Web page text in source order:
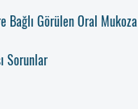
Bağlı Görülen Oral Mukoza
Sorunlar